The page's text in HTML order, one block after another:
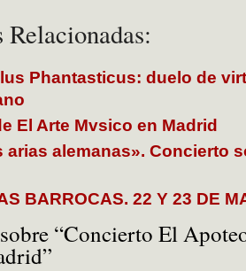
Phantasticus: duelo de
El Arte Mvsico en Madrid
arias alemanas». Concierto
BARROCAS. 22 Y 23 DE
“Concierto El